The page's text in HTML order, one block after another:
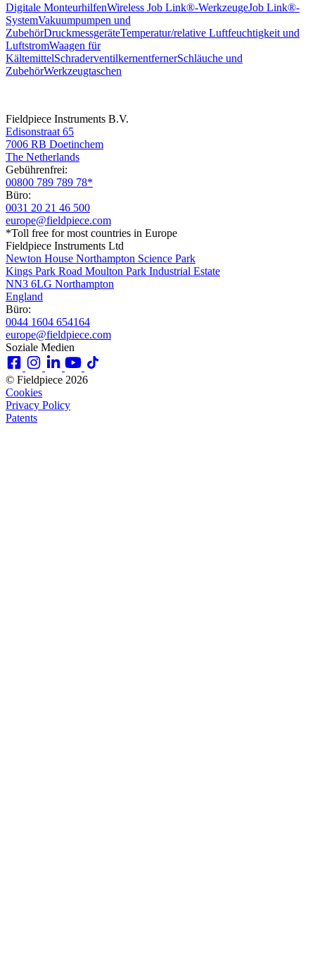
Digitale MonteurhilfenWireless Job Link®-WerkzeugeJob Link®-
SystemVakuumpumpen und
ZubehörDruckmessgeräteTemperatur/relative Luftfeuchtigkeit und
LuftstromWaagen für
KältemittelSchraderventilkernentfernerSchläuche und
ZubehörWerkzeugtaschen
Fieldpiece Instruments B.V.
Edisonstraat 65
7006 RB Doetinchem
The Netherlands
Gebührenfrei:
00800 789 789 78*
Büro:
0031 20 21 46 500
europe@fieldpiece.com
*Toll free for most countries in Europe
Fieldpiece Instruments Ltd
Newton House Northampton Science Park
Kings Park Road Moulton Park Industrial Estate
NN3 6LG Northampton
England
Büro:
0044 1604 654164
europe@fieldpiece.com
Soziale Medien
© Fieldpiece 2026
Cookies
Privacy Policy
Patents